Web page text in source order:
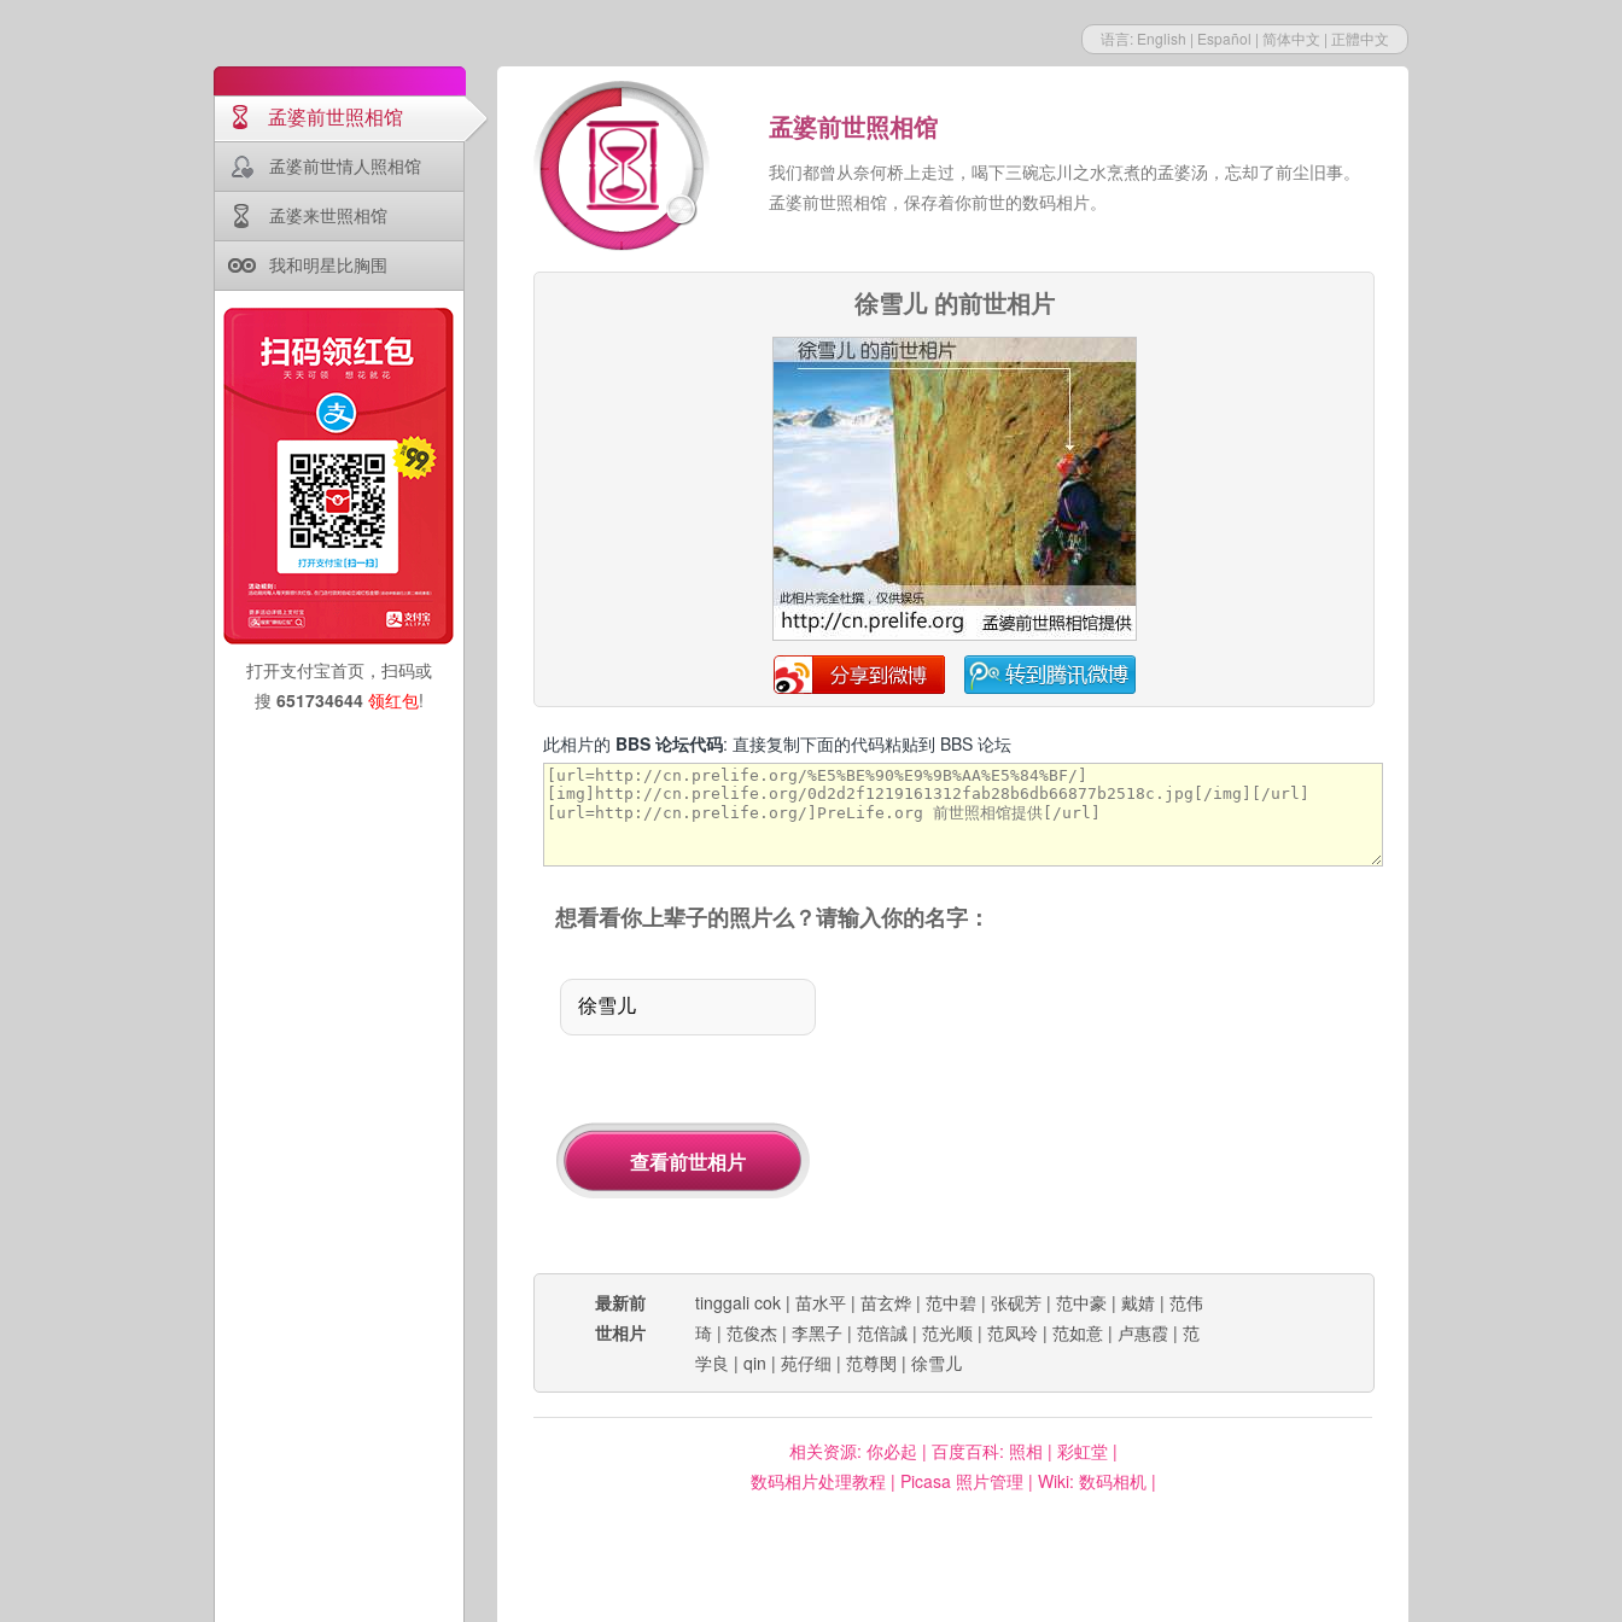
语言: English | Español | 简体中文 | 正體中文
孟婆前世照相馆
孟婆前世情人照相馆
孟婆来世照相馆
我和明星比胸围
打开支付宝首页，扫码或
搜 651734644 领红包!
孟婆前世照相馆
我们都曾从奈何桥上走过，喝下三碗忘川之水烹煮的孟婆汤，忘却了前尘旧事。
孟婆前世照相馆，保存着你前世的数码相片。
徐雪儿 的前世相片
此相片的 BBS 论坛代码: 直接复制下面的代码粘贴到 BBS 论坛
想看看你上辈子的照片么？请输入你的名字：
最新前
世相片
tinggali cok | 苗水平 | 苗玄烨 | 范中碧 | 张砚芳 | 范中豪 | 戴婧 | 范伟
琦 | 范俊杰 | 李黑子 | 范倍誠 | 范光顺 | 范凤玲 | 范如意 | 卢惠霞 | 范
学良 | qin | 苑仔细 | 范尊閔 | 徐雪儿
相关资源: 你必起 | 百度百科: 照相 | 彩虹堂|
数码相片处理教程 | Picasa 照片管理 | Wiki: 数码相机|